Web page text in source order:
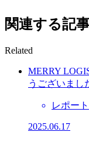
関連する記
Related
MERRY
うございまし
レポート
2025.06.17